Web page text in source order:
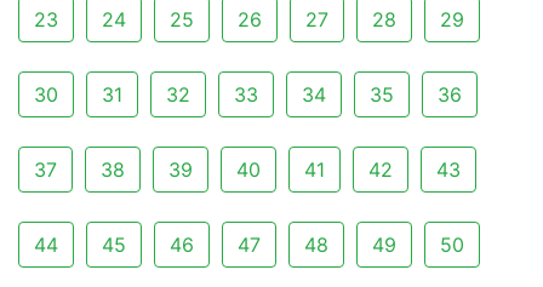
23 24 25 26 27 28 29
30 31 32 33 34 35 36
37 38 39 40 41 42 43
44 45 46 47 48 49 50